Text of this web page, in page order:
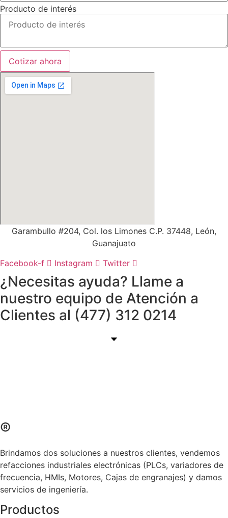
Producto de interés
Cotizar ahora
Garambullo #204, Col. los Limones C.P. 37448, León,
Guanajuato
Facebook-f
Instagram Twitter
¿Necesitas ayuda? Llame a
nuestro equipo de Atención a
Clientes al (477) 312 0214
®
Brindamos dos soluciones a nuestros clientes, vendemos
refacciones industriales electrónicas (PLCs, variadores de
frecuencia, HMIs, Motores, Cajas de engranajes) y damos
servicios de ingeniería.
Productos